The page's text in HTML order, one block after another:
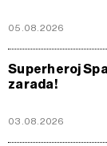
05.08.2026
Superheroj
zarada!
03.08.2026